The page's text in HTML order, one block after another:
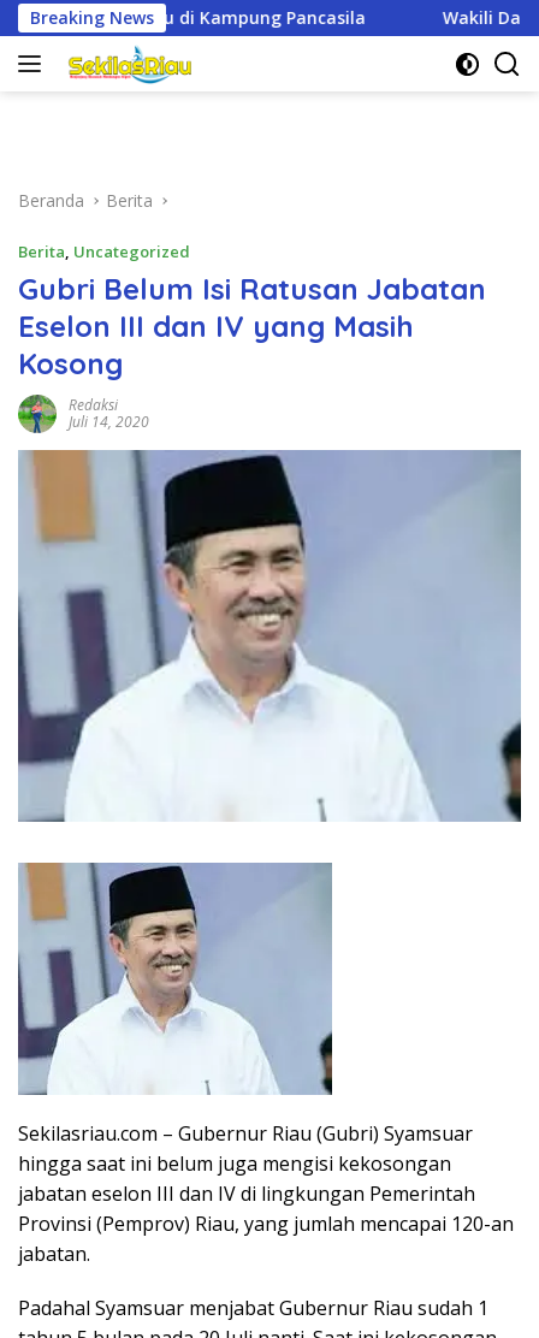
Langsung
ke
konten
Breaking NewsWakili Dandim, Dan Unit Intel Kodim 0321/
Beranda Berita
Berita, Uncategorized
Gubri Belum Isi Ratusan Jabatan
Eselon III dan IV yang Masih
Kosong
Redaksi
Juli 14, 2020
Sekilasriau.com – Gubernur Riau (Gubri) Syamsuar
hingga saat ini belum juga mengisi kekosongan
jabatan eselon III dan IV di lingkungan Pemerintah
Provinsi (Pemprov) Riau, yang jumlah mencapai 120-an
jabatan.
Padahal Syamsuar menjabat Gubernur Riau sudah 1